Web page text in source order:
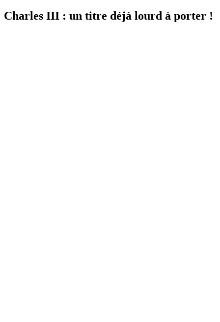
Charles III : un titre déjà lourd à porter !